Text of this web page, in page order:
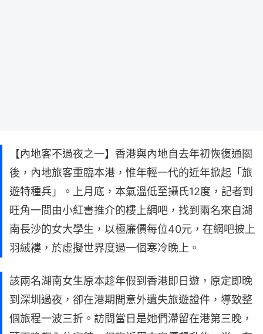
【內地客不過夜之一】香港與內地自去年初恢復通關
後，內地旅客重臨本港，惟年輕一代的近年掀起「旅
遊特種兵」。上月底，本氣溫低至攝氏12度，記者到
旺角一間由小紅書推介的樓上網吧，找到兩名來自湖
南長沙的女大學生，以極廉價每位40元，在網吧披上
羽絨褸，於虛擬世界度過一個寒冷晚上。
該兩名湖南女生原本趁年假到香港即日遊，原定即晚
到深圳過夜，卻在港期間意外遺失旅遊證件，導致整
個旅程一波三折。訪問當日是她們滯留在港第三晚，